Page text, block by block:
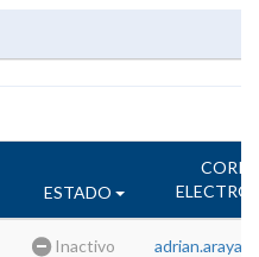
ESTADO
Inactivo